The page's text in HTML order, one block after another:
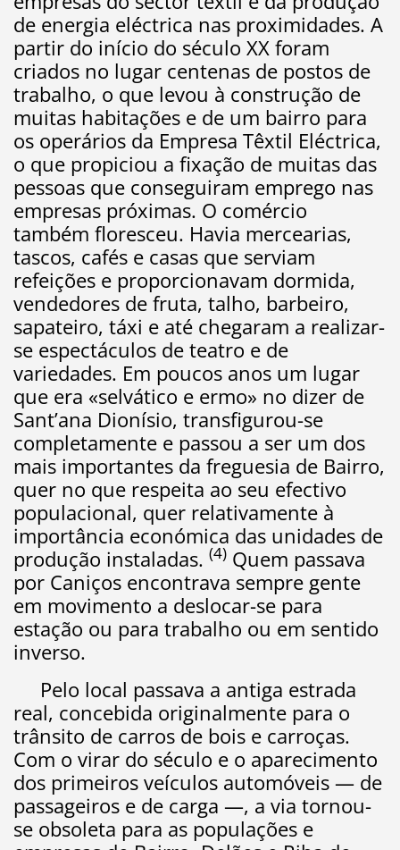
de energia eléctrica nas proximidades. A
partir do início do século XX foram
criados no lugar centenas de postos de
trabalho, o que levou à construção de
muitas habitações e de um bairro para
os operários da Empresa Têxtil Eléctrica,
o que propiciou a fixação de muitas das
pessoas que conseguiram emprego nas
empresas próximas. O comércio
também floresceu. Havia mercearias,
tascos, cafés e casas que serviam
refeições e proporcionavam dormida,
vendedores de fruta, talho, barbeiro,
sapateiro, táxi e até chegaram a realizar-
se espectáculos de teatro e de
variedades. Em poucos anos um lugar
que era «selvático e ermo» no dizer de
Sant’ana Dionísio, transfigurou-se
completamente e passou a ser um dos
mais importantes da freguesia de Bairro,
quer no que respeita ao seu efectivo
populacional, quer relativamente à
importância económica das unidades de
produção instaladas. (4)Quem passava
por Caniços encontrava sempre gente
em movimento a deslocar-se para
estação ou para trabalho ou em sentido
inverso.
Pelo local passava a antiga estrada
real, concebida originalmente para o
trânsito de carros de bois e carroças.
Com o virar do século e o aparecimento
dos primeiros veículos automóveis — de
passageiros e de carga —, a via tornou-
se obsoleta para as populações e